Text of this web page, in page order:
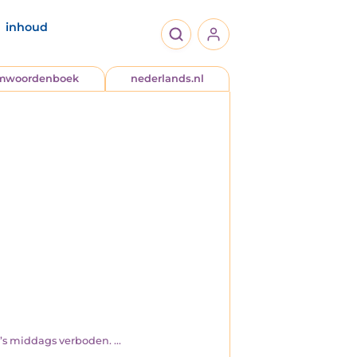
inhoud
nederlands.nl
middags verboden. ...